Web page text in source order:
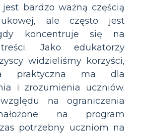
bardzo ważną częścią
ale często jest
koncentruje się na
Jako edukatorzy
widzieliśmy korzyści,
praktyczna ma dla
i zrozumienia uczniów.
na ograniczenia
na program
potrzebny uczniom na